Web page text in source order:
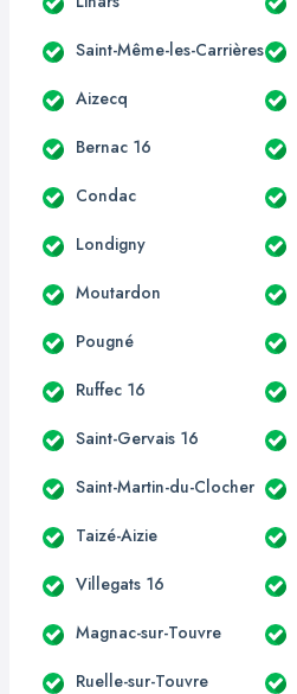
Saint-Même-les-Carrières
Aizecq
Bernac 16
Condac
Londigny
Moutardon
Pougné
Ruffec 16
Saint-Gervais 16
Saint-Martin-du-Clocher
Taizé-Aizie
Villegats 16
Magnac-sur-Touvre
Ruelle-sur-Touvre